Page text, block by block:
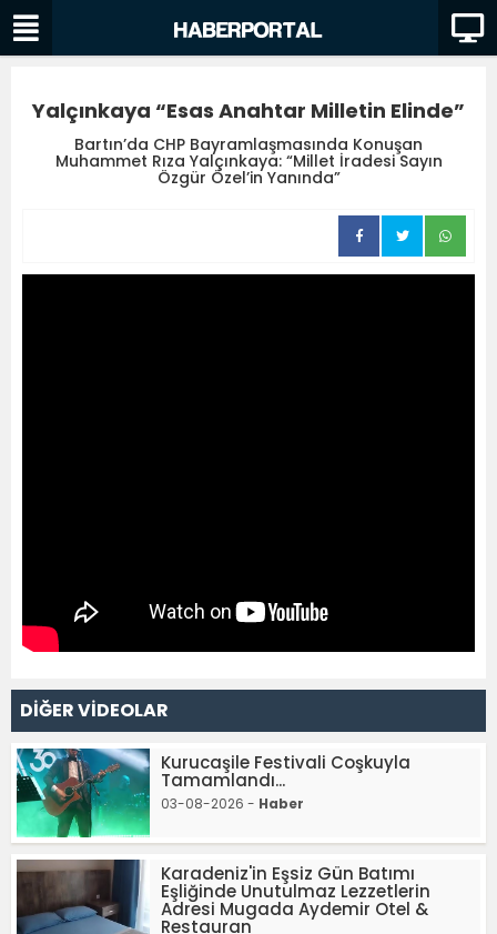
Yalçınkaya “Esas Anahtar Milletin Elinde”
Bartın’da CHP Bayramlaşmasında Konuşan
Muhammet Rıza Yalçınkaya: “Millet İradesi Sayın
Özgür Özel’in Yanında”
DİĞER VİDEOLAR
Kurucaşile Festivali Coşkuyla
Tamamlandı...
03-08-2026 - Haber
Karadeniz'in Eşsiz Gün Batımı
Eşliğinde Unutulmaz Lezzetlerin
Adresi Mugada Aydemir Otel &
Restauran